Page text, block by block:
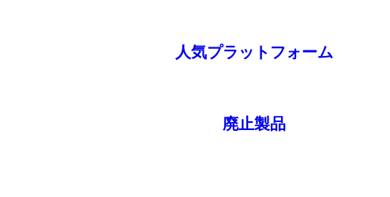
人気プラットフォーム
廃止製品